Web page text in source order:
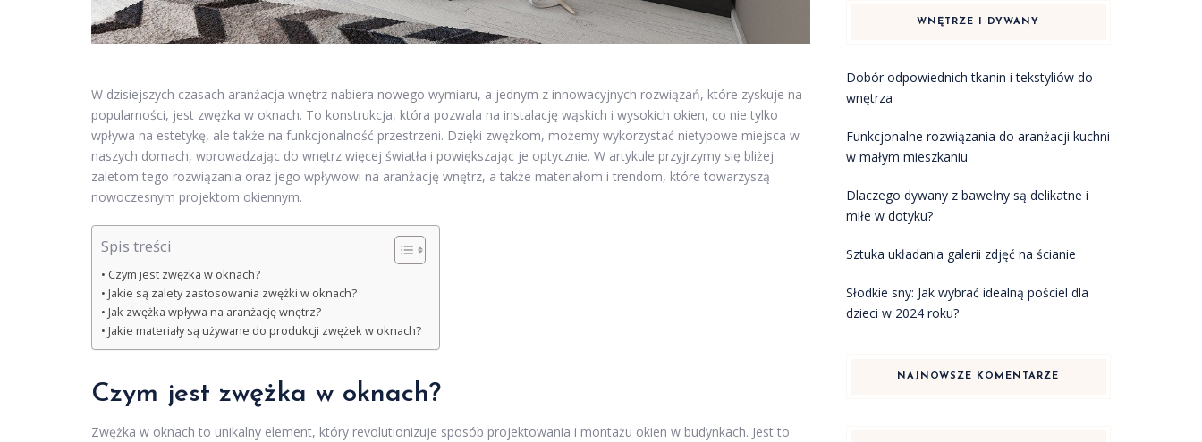
W dzisiejszych czasach aranżacja wnętrz nabiera nowego wymiaru, a jednym z innowacyjnych rozwiązań, które zyskuje na
popularności, jest zwężka w oknach. To konstrukcja, która pozwala na instalację wąskich i wysokich okien, co nie tylko
wpływa na estetykę, ale także na funkcjonalność przestrzeni. Dzięki zwężkom, możemy wykorzystać nietypowe miejsca w
naszych domach, wprowadzając do wnętrz więcej światła i powiększając je optycznie. W artykule przyjrzymy się bliżej
zaletom tego rozwiązania oraz jego wpływowi na aranżację wnętrz, a także materiałom i trendom, które towarzyszą
nowoczesnym projektom okiennym.
Spis treści
Czym jest zwężka w oknach?
Jakie są zalety zastosowania zwężki w oknach?
Jak zwężka wpływa na aranżację wnętrz?
Jakie materiały są używane do produkcji zwężek w oknach?
Czym jest zwężka w oknach?
Zwężka w oknach to unikalny element, który revolutionizuje sposób projektowania i montażu okien w budynkach. Jest to
WNĘTRZE I DYWANY
Dobór odpowiednich tkanin i tekstyliów do
wnętrza
Funkcjonalne rozwiązania do aranżacji kuchni
w małym mieszkaniu
Dlaczego dywany z bawełny są delikatne i
miłe w dotyku?
Sztuka układania galerii zdjęć na ścianie
Słodkie sny: Jak wybrać idealną pościel dla
dzieci w 2024 roku?
NAJNOWSZE KOMENTARZE